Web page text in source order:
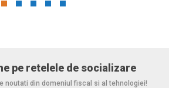
pe retelele de socializare
noutati din domeniul fiscal si al tehnologiei!